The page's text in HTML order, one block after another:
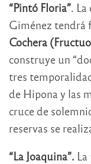
“Pintó Floria”. La
Giménez tendrá
Cochera
construye un
tres
de Hipona y las
cruce de
reservas se
“La Joaquina”.